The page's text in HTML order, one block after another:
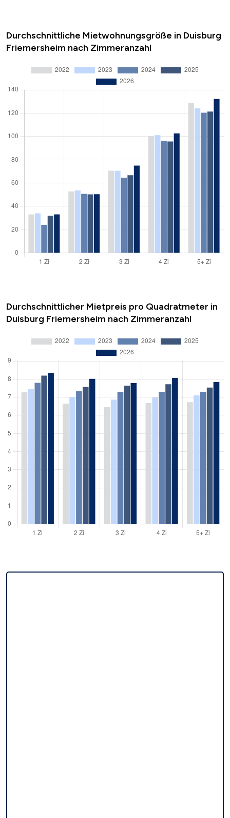
Durchschnittliche Mietwohnungsgröße in Duisburg
Friemersheim nach Zimmeranzahl
Durchschnittlicher Mietpreis pro Quadratmeter in
Duisburg Friemersheim nach Zimmeranzahl